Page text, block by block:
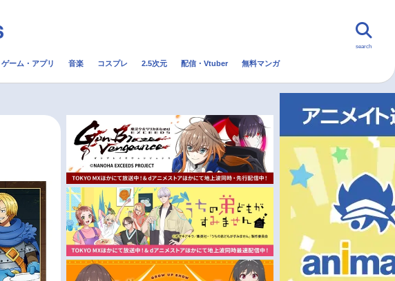
配信・Vtuber トレンド 無料マンガ
今期アニメ曜日別一覧
春アニメ
夏アニメ
秋アニメ
冬アニメ
search
ゲーム・アプリ 音楽 コスプレ 2.5次元 配信・Vtuber 無料マンガ